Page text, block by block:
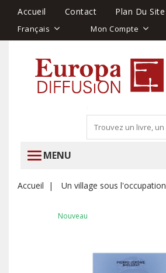
Accueil Contact Plan Du Site
Français Mon Compte
MENU
Accueil Un village sous l'occupation
Nouveau